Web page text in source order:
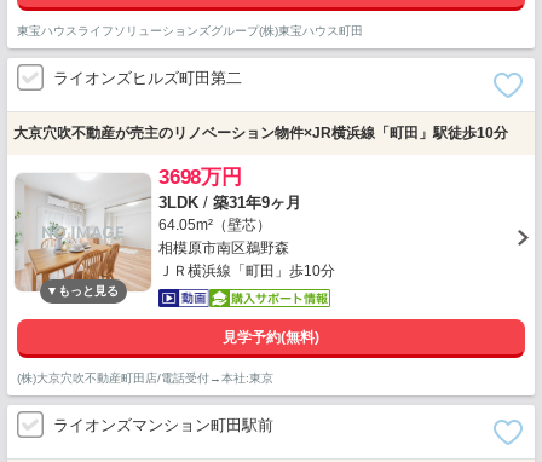
東宝ハウスライフソリューションズグループ(株)東宝ハウス町田
ライオンズヒルズ町田第二
大京穴吹不動産が売主のリノベーション物件×JR横浜線「町田」駅徒歩10分
3698万円
3LDK / 築31年9ヶ月
64.05m²（壁芯）
相模原市南区鵜野森
ＪＲ横浜線「町田」歩10分
見学予約(無料)
(株)大京穴吹不動産町田店/電話受付→本社:東京
ライオンズマンション町田駅前